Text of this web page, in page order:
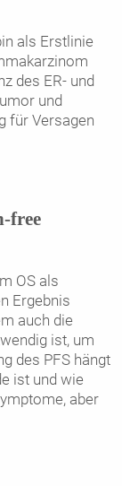
als Erstlinie
des ER- und
und
für Versagen
free
OS als
Ergebnis
auch die
ist, um
des PFS hängt
ist und wie
aber